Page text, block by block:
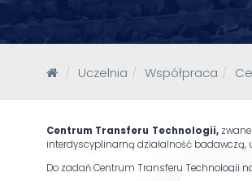
Uczelnia Współpraca
Centrum Transferu Technologii,
interdyscyplinarną działalność badawczą,
Do zadań Centrum Transferu Technologii